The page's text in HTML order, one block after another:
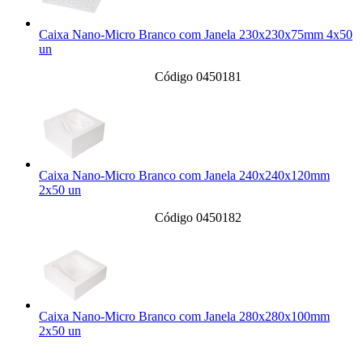
Caixa Nano-Micro Branco com Janela 230x230x75mm 4x50
un
Código 0450181
Caixa Nano-Micro Branco com Janela 240x240x120mm
2x50 un
Código 0450182
Caixa Nano-Micro Branco com Janela 280x280x100mm
2x50 un